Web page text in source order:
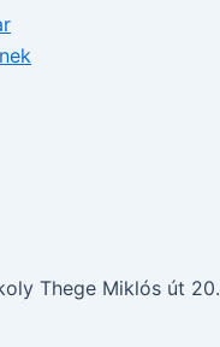
Thege Miklós út 20.